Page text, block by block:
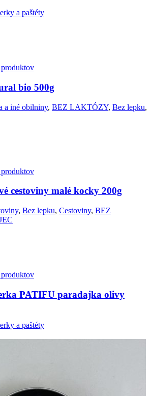
a paštéty
bio 500g
a iné obilniny, BEZ LAKTÓZY, Bez lepku,
cestoviny malé kocky 200g
, Bez lepku, Cestoviny, BEZ
PATIFU paradajka olivy
a paštéty